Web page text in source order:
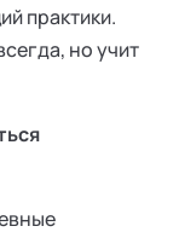
практики.
но учит